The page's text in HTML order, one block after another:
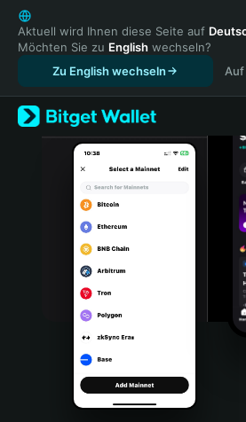
English
日本語
Tiếng Việt
Русский
Español (Latinoamérica)
Türkçe
Italiano
Português (Portugal)
Bahasa Indonesia
Português (Brasil)
Español (Argentina)
Aktuell wird Ihnen diese Seite auf
Möchten Sie zu English wechseln?
Zu English wechseln